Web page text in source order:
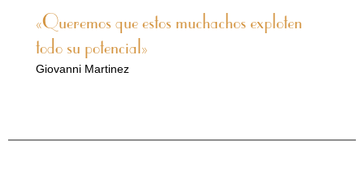
«Queremos que estos muchachos exploten
todo su potencial»
Giovanni Martinez